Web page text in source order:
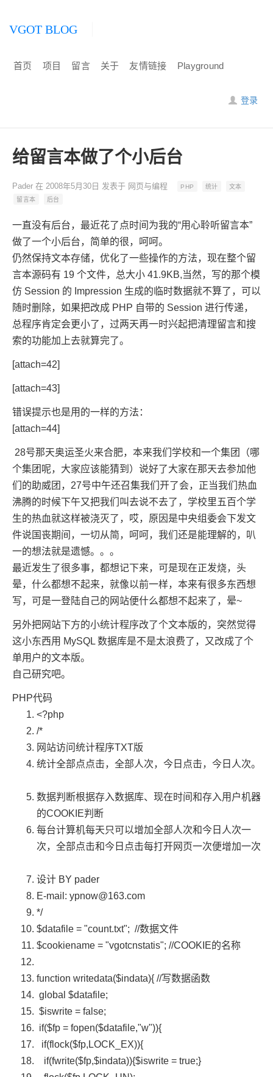
VGOT BLOG
首页 项目 留言 关于 友情链接 Playground
登录
给留言本做了个小后台
Pader 在 2008年5月30日 发表于 网页与编程 PHP 统计
文本
留言本
后台
一直没有后台，最近花了点时间为我的“用心聆听留言本”
做了一个小后台，简单的很，呵呵。
仍然保持文本存储，优化了一些操作的方法，现在整个留
言本源码有 19 个文件，总大小 41.9KB,当然，写的那个模
仿 Session 的 Impression 生成的临时数据就不算了，可以
随时删除，如果把改成 PHP 自带的 Session 进行传递，
总程序肯定会更小了，过两天再一时兴起把清理留言和搜
索的功能加上去就算完了。
[attach=42]
[attach=43]
错误提示也是用的一样的方法：
[attach=44]
28号那天奥运圣火来合肥，本来我们学校和一个集团（哪
个集团呢，大家应该能猜到）说好了大家在那天去参加他
们的助威团，27号中午还召集我们开了会，正当我们热血
沸腾的时候下午又把我们叫去说不去了，学校里五百个学
生的热血就这样被浇灭了，哎，原因是中央组委会下发文
件说国丧期间，一切从简，呵呵，我们还是能理解的，叭
一的想法就是遗憾。。。
最近发生了很多事，都想记下来，可是现在正发烧，头
晕，什么都想不起来，就像以前一样，本来有很多东西想
写，可是一登陆自己的网站便什么都想不起来了，晕~
另外把网站下方的小统计程序改了个文本版的，突然觉得
这小东西用 MySQL 数据库是不是太浪费了，又改成了个
单用户的文本版。
自己研究吧。
PHP代码
<?php
/*
网站访问统计程序TXT版
统计全部点点击，全部人次，今日点击，今日人次。
数据判断根据存入数据库、现在时间和存入用户机器
的COOKIE判断
每台计算机每天只可以增加全部人次和今日人次一
次，全部点击和今日点击每打开网页一次便增加一次
设计 BY pader
E-mail: ypnow@163.com
*/
$datafile = "count.txt"; //数据文件
$cookiename = "vgotcnstatis"; //COOKIE的名称
function writedata($indata){ //写数据函数
global $datafile;
$iswrite = false;
if($fp = fopen($datafile,"w")){
if(flock($fp,LOCK_EX)){
if(fwrite($fp,$indata)){$iswrite = true;}